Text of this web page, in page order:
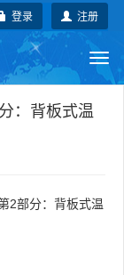
注册
登录
地方标准
：背板式温
2部分：背板式温